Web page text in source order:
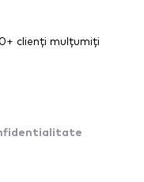
clienți mulțumiți